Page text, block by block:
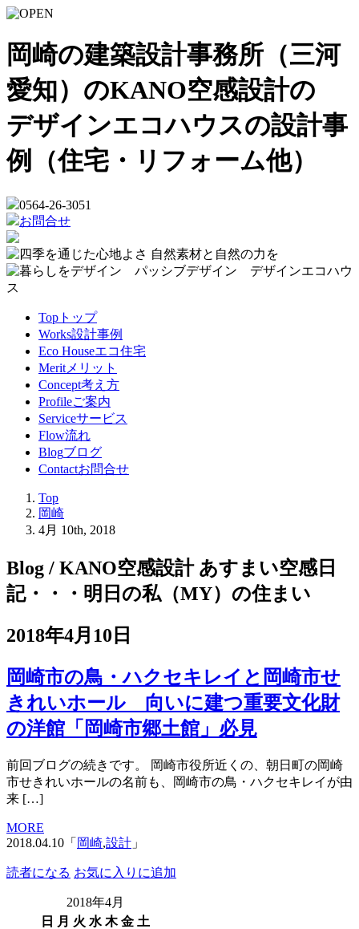
岡崎の建築設計事務所（三河
愛知）のKANO空感設計の
デザインエコハウスの設計事
例（住宅・リフォーム他）
0564-26-3051
お問合せ
Top トップ
Works設計事例
Eco Houseエコ住宅
Merit メリット
Concept考え方
Profileご案内
Serviceサービス
Flow流れ
Blogブログ
Contactお問合せ
Top
岡崎
4月 10th, 2018
Blog / KANO空感設計 あすまい空感日
記・・・明日の私（MY）の住まい
2018年4月10日
岡崎市の鳥・ハクセキレイと岡崎市せ
きれいホール 向いに建つ重要文化財
の洋館「岡崎市郷土館」必見
前回ブログの続きです。 岡崎市役所近くの、朝日町の岡崎
市せきれいホールの名前も、岡崎市の鳥・ハクセキレイが由
来 […]
MORE
2018.04.10「 岡崎,設計 」
読者になる お気に入りに追加
2018年4月
日
月 火 水 木 金 土